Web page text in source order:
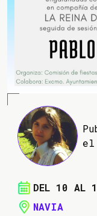
el
DEL 10 AL
NAVIA